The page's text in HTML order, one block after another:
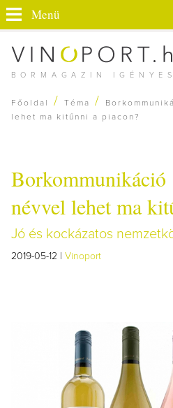
BORMAGAZIN
Menü
Főoldal / Téma /
lehet ma kitűnni a piacon?
névvel lehet ma
Jó és kockázatos
2019-05-12 | Vinoport